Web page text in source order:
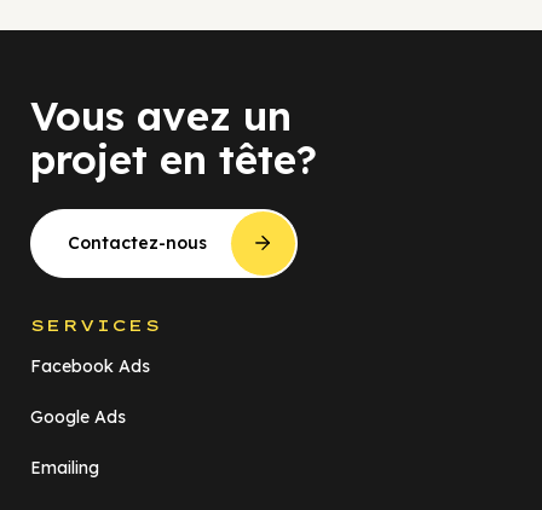
Vous avez un
projet en tête?
Contactez-nous
SERVICES
Facebook Ads
Google Ads
Emailing